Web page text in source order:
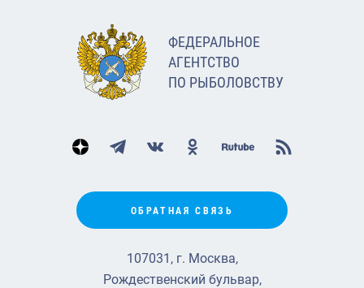
ФЕДЕРАЛЬНОЕ
АГЕНТСТВО
ПО РЫБОЛОВСТВУ
ОБРАТНАЯ СВЯЗЬ
107031, г. Москва,
Рождественский бульвар,